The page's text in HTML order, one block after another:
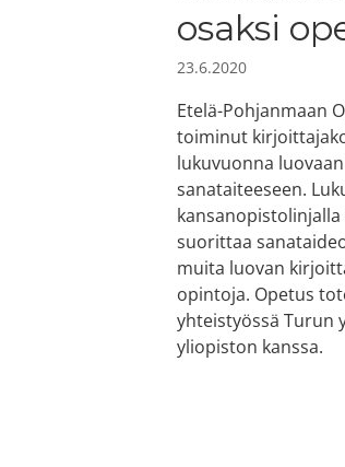
osaksi
23.6.2020
Etelä-Pohjanmaan
toiminut
lukuvuonna
sanataiteeseen.
suorittaa
muita luovan
opintoja. Opetus
yhteistyössä Turun
yliopiston kanssa.